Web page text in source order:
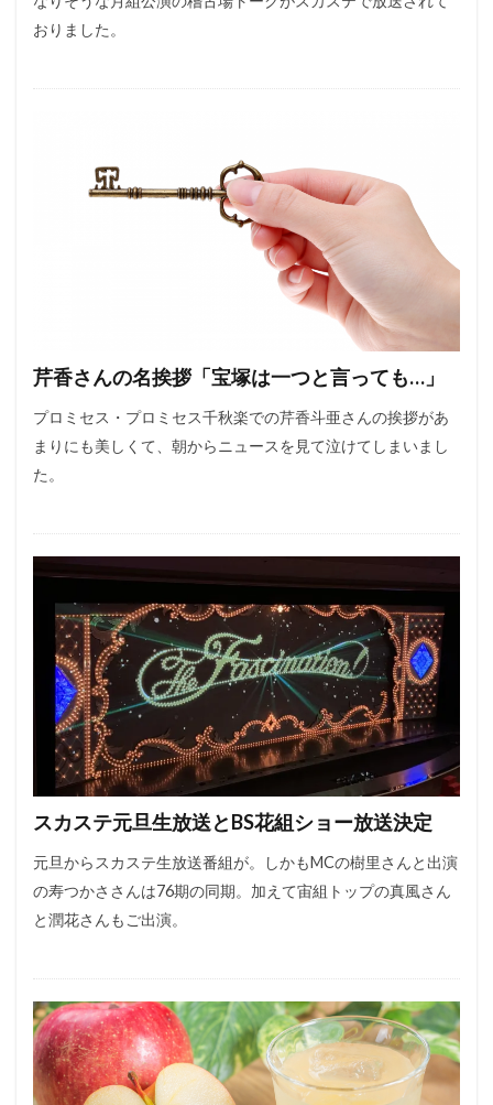
おりました。
芹香さんの名挨拶「宝塚は一つと言っても…」
プロミセス・プロミセス千秋楽での芹香斗亜さんの挨拶があ
まりにも美しくて、朝からニュースを見て泣けてしまいまし
た。
スカステ元旦生放送とBS花組ショー放送決定
元旦からスカステ生放送番組が。しかもMCの樹里さんと出演
の寿つかささんは76期の同期。加えて宙組トップの真風さん
と潤花さんもご出演。